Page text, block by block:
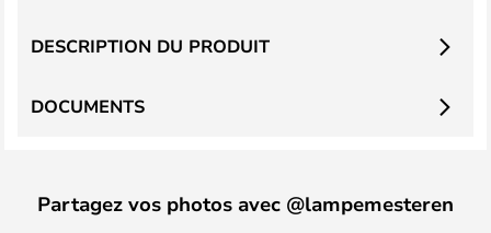
DESCRIPTION DU PRODUIT
DOCUMENTS
Partagez vos photos avec @lampemesteren